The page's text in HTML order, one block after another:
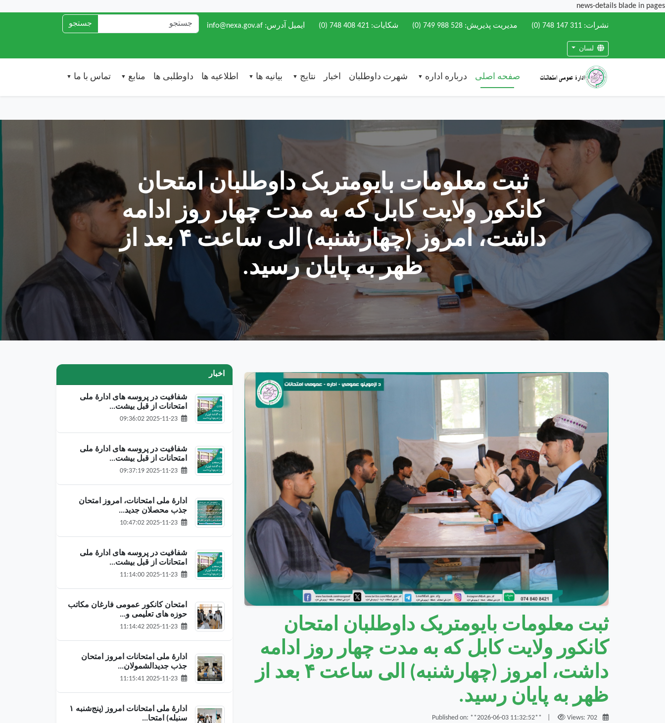
news-details blade in pages
نشرات: (0) 748 147 311 مدیریت پذیریش: (0) 749 988 528 شکایات: (0) 748 408 421 ایمیل آدرس: info@nexa.gov.af جستجو
لسان
صفحه اصلی درباره اداره ▼ شهرت داوطلبان اخبار نتایج ▼ بیانیه ها ▼ اطلاعیه ها داوطلبی ها منابع ▼ تماس با ما ▼
ثبت معلومات بایومتریک داوطلبان امتحان
کانکور ولایت کابل که به مدت چهار روز ادامه
داشت، امروز (چهارشنبه) الی ساعت ۴ بعد از
ظهر به پایان رسید.
ثبت معلومات بایومتریک داوطلبان امتحان
کانکور ولایت کابل که به مدت چهار روز ادامه
داشت، امروز (چهارشنبه) الی ساعت ۴ بعد از
ظهر به پایان رسید.
Views: 702
اخبار
شفافیت در پروسه های ادارۀ ملی
امتحانات از قبل بیشت...
شفافیت در پروسه های ادارۀ ملی
امتحانات از قبل بیشت...
ادارهٔ ملی امتحانات، امروز امتحان
جذب محصلان جدید...
شفافیت در پروسه های ادارۀ ملی
امتحانات از قبل بیشت...
امتحان کانکور عمومی فارغان مکاتب
حوزه های تعلیمی و...
ادارهٔ ملی امتحانات امروز امتحان
جذب جدیدالشمولان...
ادارهٔ ملی امتحانات امروز (پنج‌شنبه ۱
سنبله) امتحا...